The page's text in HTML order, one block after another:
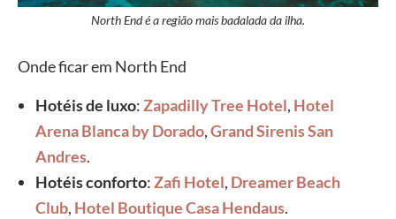
North End é a região mais badalada da ilha.
Onde ficar em North End
Hotéis de luxo:Zapadilly Tree Hotel, Hotel
Arena Blanca by Dorado,Grand Sirenis San
Andres.
Hotéis conforto:Zafi Hotel, Dreamer Beach
Club, Hotel Boutique Casa Hendaus.